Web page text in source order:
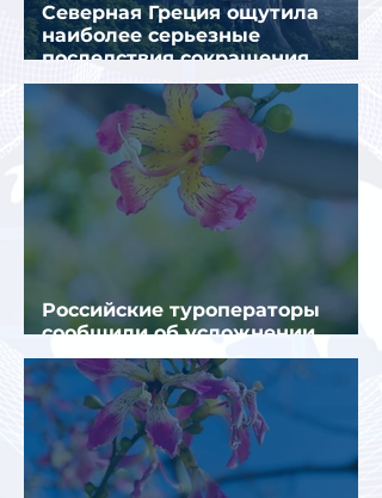
Северная Греция ощутила
наиболее серьезные
последствия сокращения
турпотока из России
Российские туроператоры
сообщили об усложнении
получения виз в Грецию